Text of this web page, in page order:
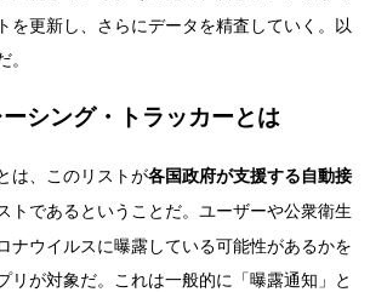
を更新し、さらにデータを精査していく。以
。
シング・トラッカーとは
は、このリストが各国政府が支援する自動接
トであるということだ。ユーザーや公衆衛生
ナウイルスに曝露している可能性があるかを
リが対象だ。これは一般的に「曝露通知」と